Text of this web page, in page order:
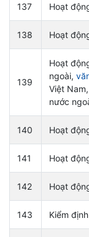
137 Hoạt
138 Hoạt
139
Hoạt
ngoài,
Việt
nước
140 Hoạt
141 Hoạt
142 Hoạt
143 Kiểm